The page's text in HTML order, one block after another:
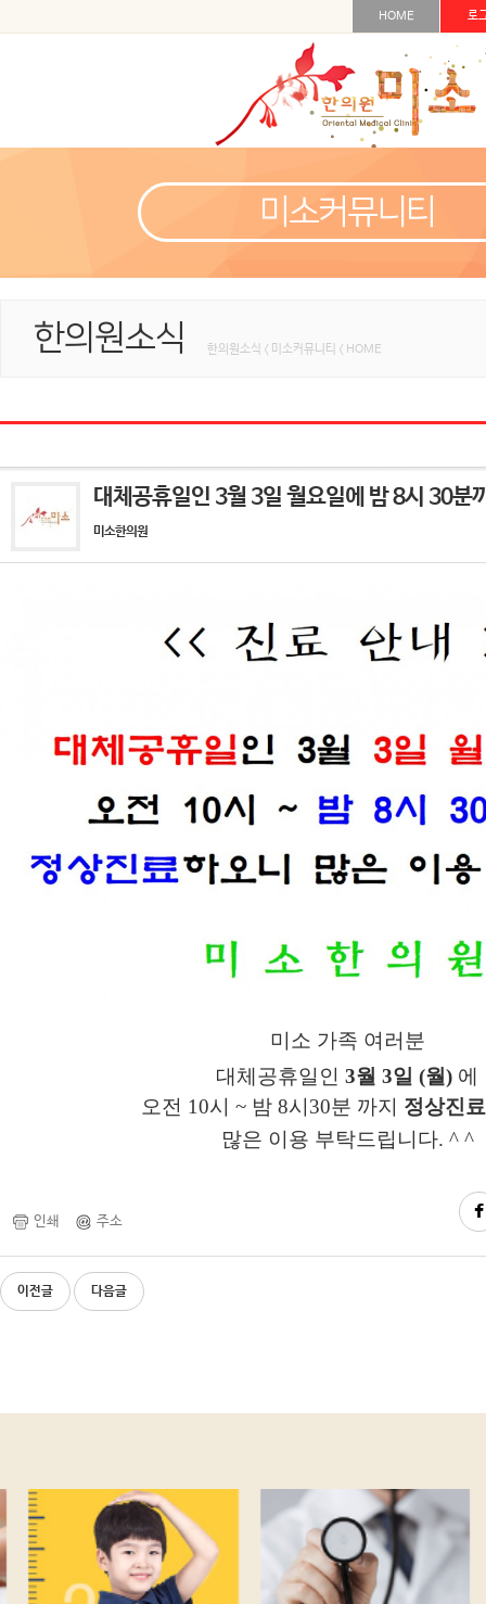
HOME 로
미소커뮤니티
한의원소식 한의원소식 < 미소커뮤니티 < HOME
대체공휴일인 3월 3일 월요일에 밤 8시 30분
미소한의원
미소 가족 여러분
대체공휴일인 3월 3일 (월) 에
오전 10시 ~ 밤 8시30분 까지 정상진료
많은 이용 부탁드립니다. ^ ^
인쇄 주소
이전글 다음글